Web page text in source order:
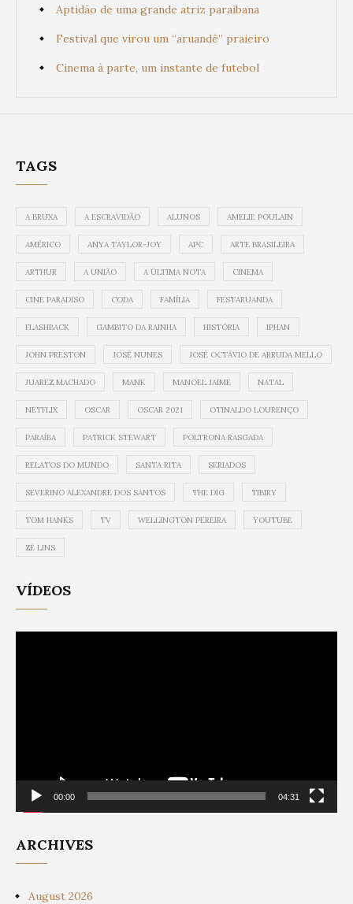
Aptidão de uma grande atriz paraibana
Festival que virou um “aruandê” praieiro
Cinema à parte, um instante de futebol
TAGS
A BRUXA A ESCRAVIDÃO ALUNOS AMELIE POULAIN
AMÉRICO ANYA TAYLOR-JOY APC ARTE BRASILEIRA
ARTHUR A UNIÃO A ÚLTIMA NOTA CINEMA
CINE PARADISO CODA FAMÍLIA FESTARUANDA
FLASHBACK GAMBITO DA RAINHA HISTÓRIA IPHAN
JOHN PRESTON JOSÉ NUNES JOSÉ OCTÁVIO DE ARRUDA MELLO
JUAREZ MACHADO MANK MANOEL JAIME NATAL
NETFLIX OSCAR OSCAR 2021 OTINALDO LOURENÇO
PARAÍBA PATRICK STEWART POLTRONA RASGADA
RELATOS DO MUNDO SANTA RITA SERIADOS
SEVERINO ALEXANDRE DOS SANTOS THE DIG TIBIRY
TOM HANKS TV WELLINGTON PEREIRA YOUTUBE
ZÉ LINS
VÍDEOS
00:00 04:31
ARCHIVES
August 2026